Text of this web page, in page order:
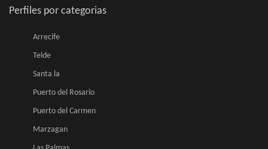
Perfiles por categorias
Arrecife
Telde
Santa la
Puerto del Rosario
Puerto del Carmen
Marzagan